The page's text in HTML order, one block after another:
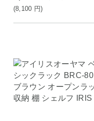
(8,100 円)